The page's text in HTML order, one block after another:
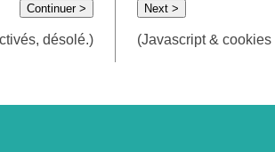
Continuer >
désolé.)
Next >
(Javascript & cookies